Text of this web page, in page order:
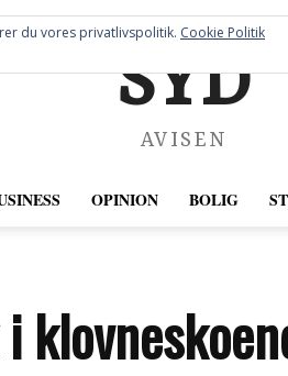
SYD
AVISEN
OPINION BOLIG
du vores privatlivspolitik. Cookie Politik